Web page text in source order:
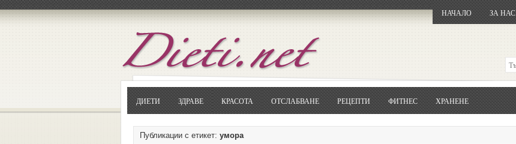
НАЧАЛО ЗА НАС
ДИЕТИ ЗДРАВЕ КРАСОТА ОТСЛАБВАНЕ РЕЦЕПТИ ФИТНЕС ХРАНЕНЕ
Публикации с етикет: умора
ОтворетеGoogle.bg
Потърсете "Cloxy"